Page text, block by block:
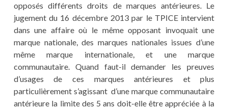
opposés différents droits de marques antérieures. Le
jugement du 16 décembre 2013 par le TPICE intervient
dans une affaire où le même opposant invoquait une
marque nationale, des marques nationales issues d’une
même marque internationale, et une marque
communautaire. Quand faut-il demander les preuves
d’usages de ces marques antérieures et plus
particulièrement s’agissant d’une marque communautaire
antérieure la limite des 5 ans doit-elle être appréciée à la